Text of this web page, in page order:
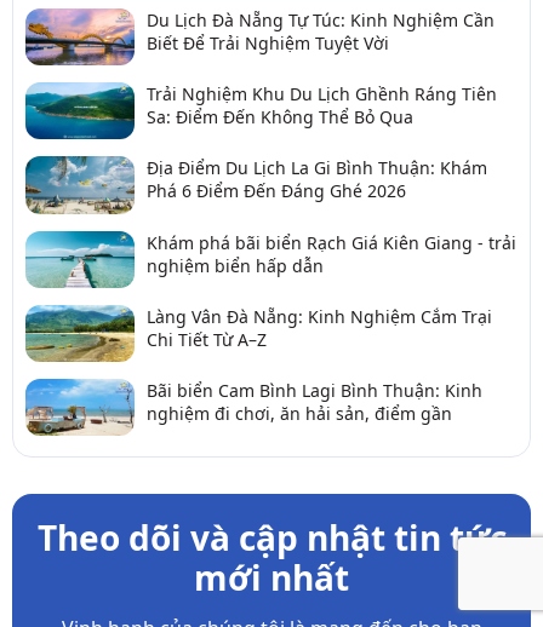
Du Lịch Đà Nẵng Tự Túc: Kinh Nghiệm Cần
Biết Để Trải Nghiệm Tuyệt Vời
Trải Nghiệm Khu Du Lịch Ghềnh Ráng Tiên
Sa: Điểm Đến Không Thể Bỏ Qua
Địa Điểm Du Lịch La Gi Bình Thuận: Khám
Phá 6 Điểm Đến Đáng Ghé 2026
Khám phá bãi biển Rạch Giá Kiên Giang - trải
nghiệm biển hấp dẫn
Làng Vân Đà Nẵng: Kinh Nghiệm Cắm Trại
Chi Tiết Từ A–Z
Bãi biển Cam Bình Lagi Bình Thuận: Kinh
nghiệm đi chơi, ăn hải sản, điểm gần
Theo dõi và cập nhật tin tức
mới nhất